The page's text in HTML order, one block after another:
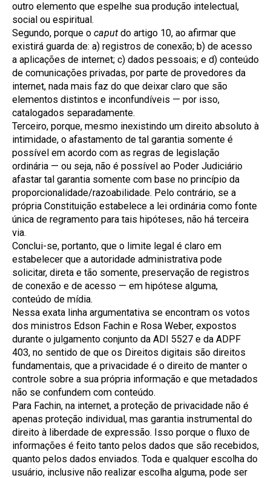
outro elemento que espelhe sua produção intelectual,
social ou espiritual.
Segundo, porque o caputdo artigo 10, ao afirmar que
existirá guarda de: a) registros de conexão; b) de acesso
a aplicações de internet; c) dados pessoais; e d) conteúdo
de comunicações privadas, por parte de provedores da
internet, nada mais faz do que deixar claro que são
elementos distintos e inconfundíveis — por isso,
catalogados separadamente.
Terceiro, porque, mesmo inexistindo um direito absoluto à
intimidade, o afastamento de tal garantia somente é
possível em acordo com as regras de legislação
ordinária — ou seja, não é possível ao Poder Judiciário
afastar tal garantia somente com base no princípio da
proporcionalidade/razoabilidade. Pelo contrário, se a
própria Constituição estabelece a lei ordinária como fonte
única de regramento para tais hipóteses, não há terceira
via.
Conclui-se, portanto, que o limite legal é claro em
estabelecer que a autoridade administrativa pode
solicitar, direta e tão somente, preservação de registros
de conexão e de acesso — em hipótese alguma,
conteúdo de mídia.
Nessa exata linha argumentativa se encontram os votos
dos ministros Edson Fachin e Rosa Weber, expostos
durante o julgamento conjunto da ADI 5527 e da ADPF
403, no sentido de que os Direitos digitais são direitos
fundamentais, que a privacidade é o direito de manter o
controle sobre a sua própria informação e que metadados
não se confundem com conteúdo.
Para Fachin, na internet, a proteção de privacidade não é
apenas proteção individual, mas garantia instrumental do
direito à liberdade de expressão. Isso porque o fluxo de
informações é feito tanto pelos dados que são recebidos,
quanto pelos dados enviados. Toda e qualquer escolha do
usuário, inclusive não realizar escolha alguma, pode ser